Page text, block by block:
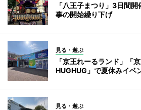
「八王子まつり」3日間
事の開始繰り下げ
見る・遊ぶ
「京王れーるランド」「
HUGHUG」で夏休みイベ
見る・遊ぶ